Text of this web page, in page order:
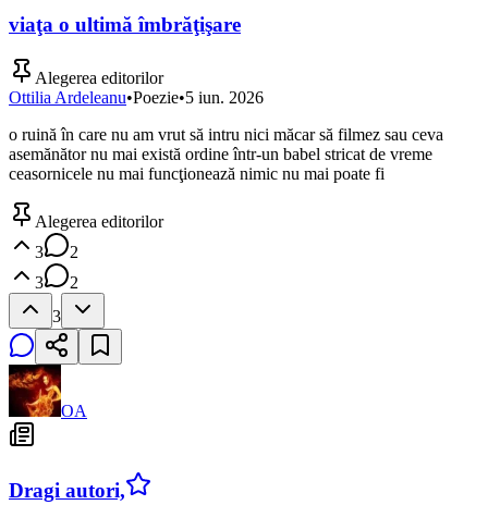
viaţa o ultimă îmbrăţişare
Alegerea editorilor
Ottilia Ardeleanu•Poezie•5 iun. 2026
o ruină în care nu am vrut să intru nici măcar să filmez sau ceva
asemănător nu mai există ordine într-un babel stricat de vreme
ceasornicele nu mai funcţionează nimic nu mai poate fi
Alegerea editorilor
3
2
3
2
3
OA
Dragi autori,